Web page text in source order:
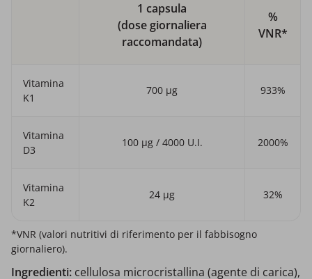
1 capsula
(dose giornaliera
raccomandata)
%
VNR*
Vitamina
K1
700 μg 933%
Vitamina
D3
100 μg / 4000 U.I. 2000%
Vitamina
K2
24 µg 32%
*VNR (valori nutritivi di riferimento per il fabbisogno
giornaliero).
Ingredienti: cellulosa microcristallina (agente di carica),